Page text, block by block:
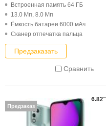
Встроенная память 64 ГБ
13.0 Мп, 8.0 Мп
Ёмкость батареи 6000 мАч
Cканер отпечатка пальца
Предзаказать
Сравнить
6.82"
Предзаказ